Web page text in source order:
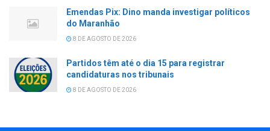
Emendas Pix: Dino manda investigar políticos
do Maranhão
8 DE AGOSTO DE 2026
Partidos têm até o dia 15 para registrar
candidaturas nos tribunais
8 DE AGOSTO DE 2026